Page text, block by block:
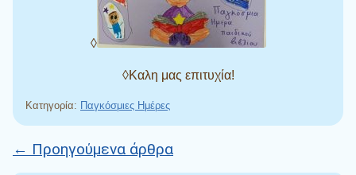
◊
◊Καλη μας επιτυχία!
Κατηγορία: Παγκόσμιες Ημέρες
Πλοήγηση άρθρων
← Προηγούμενα άρθρα